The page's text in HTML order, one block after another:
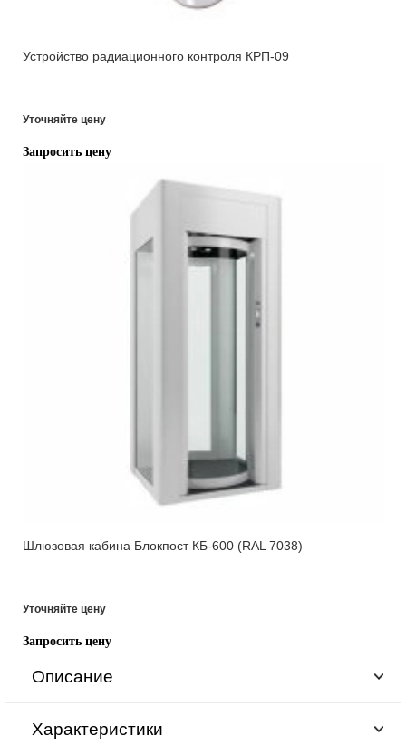
Устройство радиационного контроля КРП-09
Уточняйте цену
Запросить цену
Шлюзовая кабина Блокпост КБ-600 (RAL 7038)
Уточняйте цену
Запросить цену
Описание
Характеристики